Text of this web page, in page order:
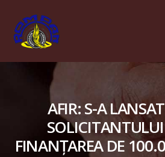
AFIR: S-A
FINANȚAREA DE